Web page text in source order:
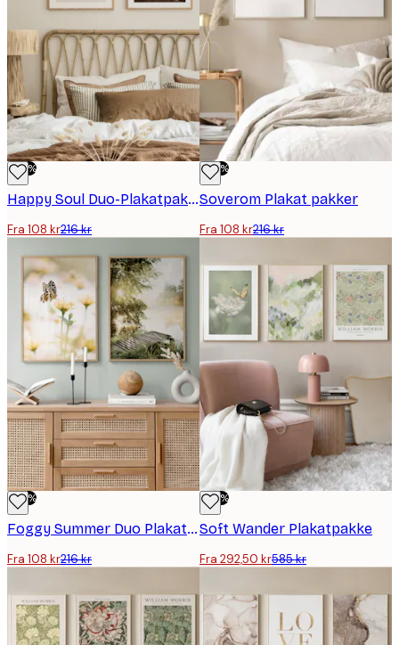
-50%
Happy Soul Duo-Plakatpakke
Fra 108 kr216 kr
-50%
Soverom Plakat pakker
Fra 108 kr216 kr
-50%
Foggy Summer Duo Plakatpakke
Fra 108 kr216 kr
-50%
Soft Wander Plakatpakke
Fra 292,50 kr585 kr